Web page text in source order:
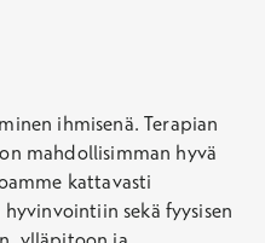
ihmisenä. Terapian
mahdollisimman hyvä
kattavasti
sekä fyysisen